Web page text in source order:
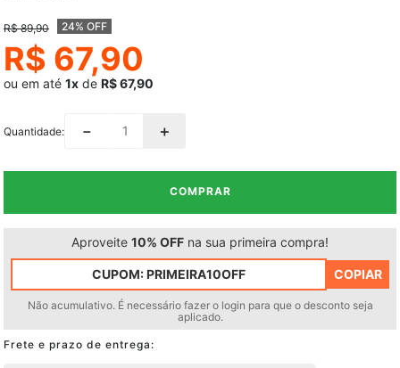
R$ 89,90 24% OFF
R$ 67,90
ou em até 1x de R$ 67,90
Quantidade ＋
－
COMPRAR
Aproveite 10% OFF na sua primeira compra!
CUPOM:PRIMEIRA10OFF COPIAR
Não acumulativo. É necessário fazer o login para que o desconto seja
aplicado.